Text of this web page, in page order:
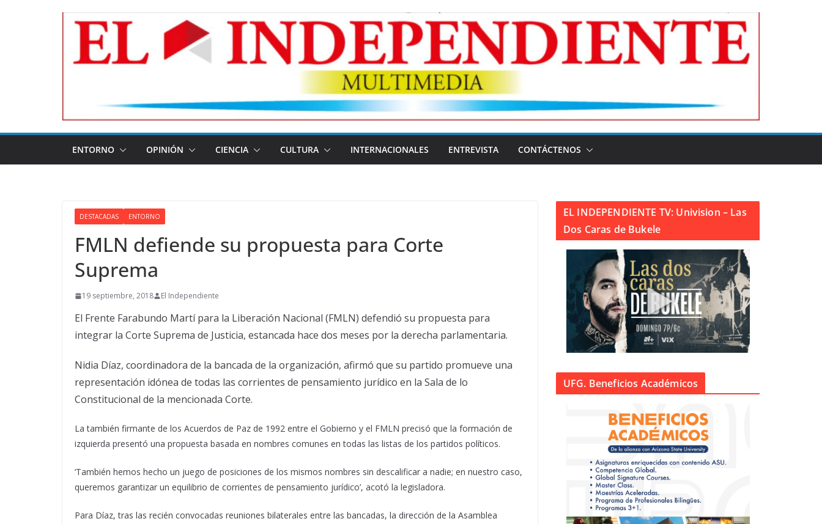
ENTORNO OPINIÓN CIENCIA CULTURA INTERNACIONALES ENTREVISTA CONTÁCTENOS
DESTACADAS ENTORNO
FMLN defiende su propuesta para Corte
Suprema
19 septiembre, 2018 El Independiente
El Frente Farabundo Martí para la Liberación Nacional (FMLN) defendió su propuesta para
integrar la Corte Suprema de Justicia, estancada hace dos meses por la derecha parlamentaria.
Nidia Díaz, coordinadora de la bancada de la organización, afirmó que su partido promueve una
representación idónea de todas las corrientes de pensamiento jurídico en la Sala de lo
Constitucional de la mencionada Corte.
La también firmante de los Acuerdos de Paz de 1992 entre el Gobierno y el FMLN precisó que la formación de
izquierda presentó una propuesta basada en nombres comunes en todas las listas de los partidos políticos.
‘También hemos hecho un juego de posiciones de los mismos nombres sin descalificar a nadie; en nuestro caso,
queremos garantizar un equilibrio de corrientes de pensamiento jurídico’, acotó la legisladora.
Para Díaz, tras las recién convocadas reuniones bilaterales entre las bancadas, la dirección de la Asamblea
EL INDEPENDIENTE TV: Univision – Las
Dos Caras de Bukele
UFG. Beneficios Académicos